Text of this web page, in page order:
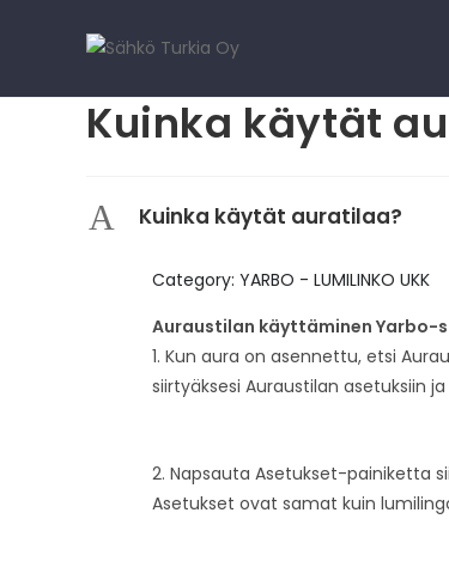
Kuinka käytät
A Kuinka käytät auratilaa?
Category: YARBO - LUMILINKO UKK
Auraustilan käyttäminen Yarbo-
1. Kun aura on asennettu, etsi
siirtyäksesi Auraustilan asetuksiin
2. Napsauta Asetukset-painiketta
Asetukset ovat samat kuin